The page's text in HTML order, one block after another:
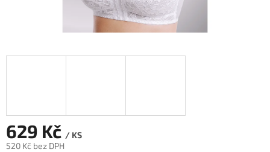
629 Kč / KS
520 Kč bez DPH